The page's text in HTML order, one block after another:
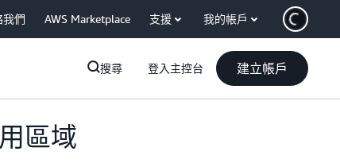
我們 AWS Marketplace 支援 我的帳戶
搜尋 登入主控台 建立帳戶
區域